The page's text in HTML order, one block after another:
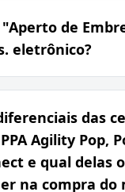
"Aperto de
eletrônico?
das
Agility Pop,
e qual delas
na compra do